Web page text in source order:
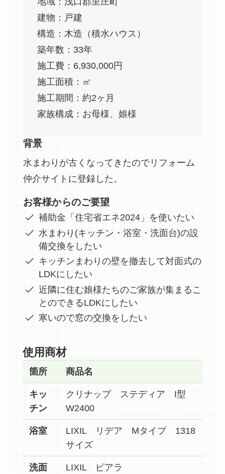
建物：戸建
構造：木造（積水ハウス）
築年数：33年
施工費：6,930,000円
施工面積：㎡
施工期間：約2ヶ月
家族構成：お母様、娘様
背景
水まわりが古くなってきたのでリフォーム
仲介サイトに登録した。
お客様からのご要望
補助金「住宅省エネ2024」を使いたい
水まわり(キッチン・浴室・洗面台)の設
備交換をしたい
キッチンまわりの壁を撤去して対面式の
LDKにしたい
近隣に住む娘様たちのご家族が集まるこ
とのできるLDKにしたい
寒いので窓の交換をしたい
使用商材
箇所 商品名
キッ
チン
クリナップ ステディア I型
W2400
浴室
LIXIL リデア Mタイプ 1318
サイズ
洗面
LIXIL ピアラ